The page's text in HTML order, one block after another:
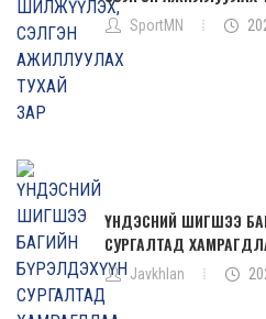
SportMN
ҮНДЭСНИЙ ШИГШЭЭ
СУРГАЛТАД
Javkhlan